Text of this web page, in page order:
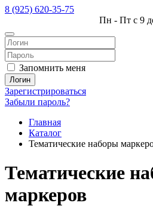
8 (925) 620-35-75
Пн - Пт с 9
Запомнить меня
Логин
Зарегистрироваться
Забыли пароль?
Главная
Каталог
Тематические наборы
Тематические
маркеров